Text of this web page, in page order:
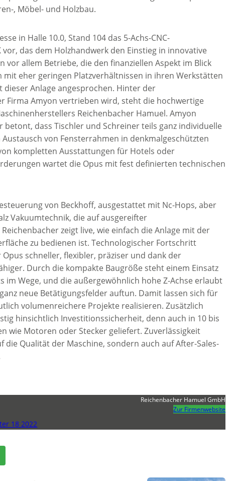
, Möbel- und Holzbau.
in Halle 10.0, Stand 104 das 5-Achs-CNC-
das dem Holzhandwerk den Einstieg in innovative
vor allem Betriebe, die den finanziellen Aspekt im Blick
mit eher geringen Platzverhältnissen in ihren Werkstätten
Anlage angesprochen. Hinter der
Firma Amyon vertrieben wird, steht die hochwertige
Reichenbacher Hamuel. Amyon
betont, dass Tischler und Schreiner teils ganz individuelle
von Fensterrahmen in denkmalgeschützten
kompletten Ausstattungen für Hotels oder
wartet die Opus mit fest definierten technischen
von Beckhoff, ausgestattet mit Nc-Hops, aber
Vakuumtechnik, die auf ausgereifter
zeigt live, wie einfach die Anlage mit der
zu bedienen ist. Technologischer Fortschritt
schneller, flexibler, präziser und dank der
Durch die kompakte Baugröße steht einem Einsatz
im Wege, und die außergewöhnlich hohe Z-Achse erlaubt
neue Betätigungsfelder auftun. Damit lassen sich für
volumenreichere Projekte realisieren. Zusätzlich
hinsichtlich Investitionssicherheit, denn auch in 10 bis
wie Motoren oder Stecker geliefert. Zuverlässigkeit
die Qualität der Maschine, sondern auch auf After-Sales-
18 2022
Reichenbacher Hamuel GmbH
Zur Firmenwebsite